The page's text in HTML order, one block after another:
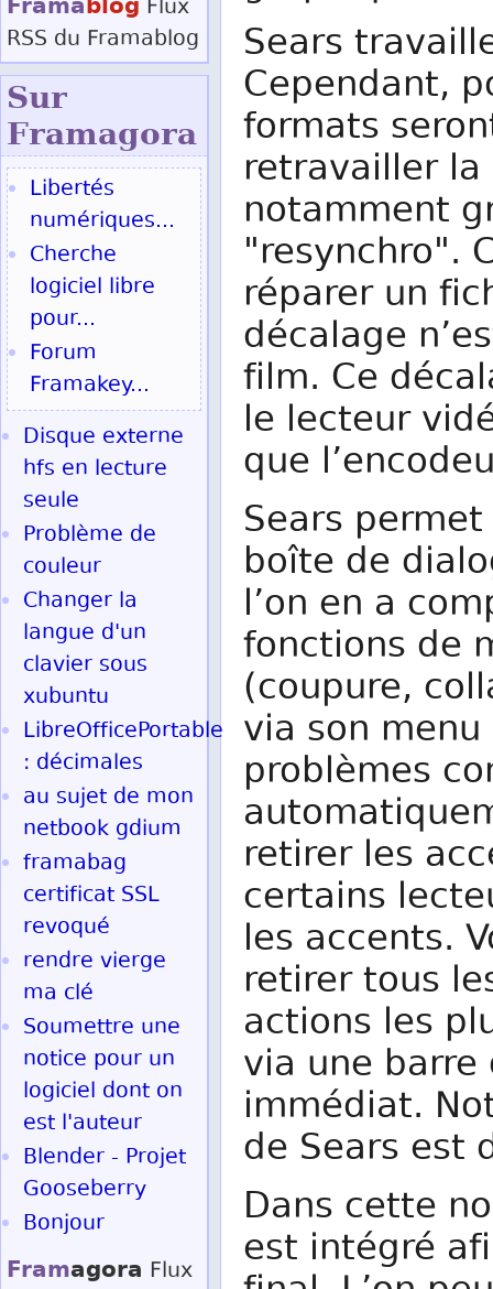
Sears
Cependant,
formats
retravailler
notamment
"resynchro".
réparer un
décalage
film. Ce
le lecteur
que
Sears
boîte de
l’on en a
fonctions de
(coupure,
via son
problèmes
retirer les
certains
les accents.
retirer tous
actions les
via une barre
immédiat.
de Sears est
Dans cette
est intégré
Flux
RSS du Framablog
Sur
Framagora
Libertés
numériques...
Cherche
logiciel libre
pour...
Forum
Framakey...
Disque externe
hfs en lecture
seule
Problème de
couleur
Changer la
langue d'un
clavier sous
xubuntu
LibreOfficePortable
: décimales
au sujet de mon
netbook gdium
framabag
certificat SSL
revoqué
rendre vierge
ma clé
Soumettre une
notice pour un
logiciel dont on
est l'auteur
Blender - Projet
Gooseberry
Bonjour
Framagora Flux